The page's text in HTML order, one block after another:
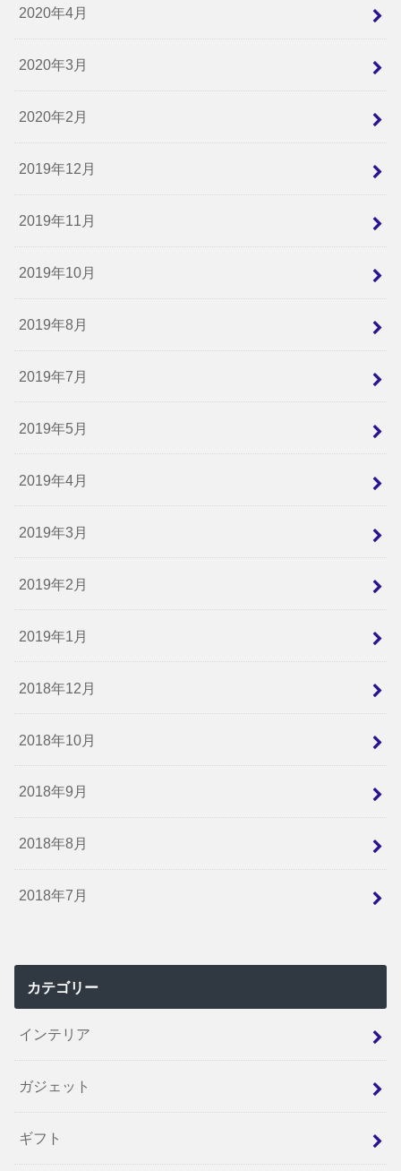
2020年4月
2020年3月
2020年2月
2019年12月
2019年11月
2019年10月
2019年8月
2019年7月
2019年5月
2019年4月
2019年3月
2019年2月
2019年1月
2018年12月
2018年10月
2018年9月
2018年8月
2018年7月
カテゴリー
インテリア
ガジェット
ギフト